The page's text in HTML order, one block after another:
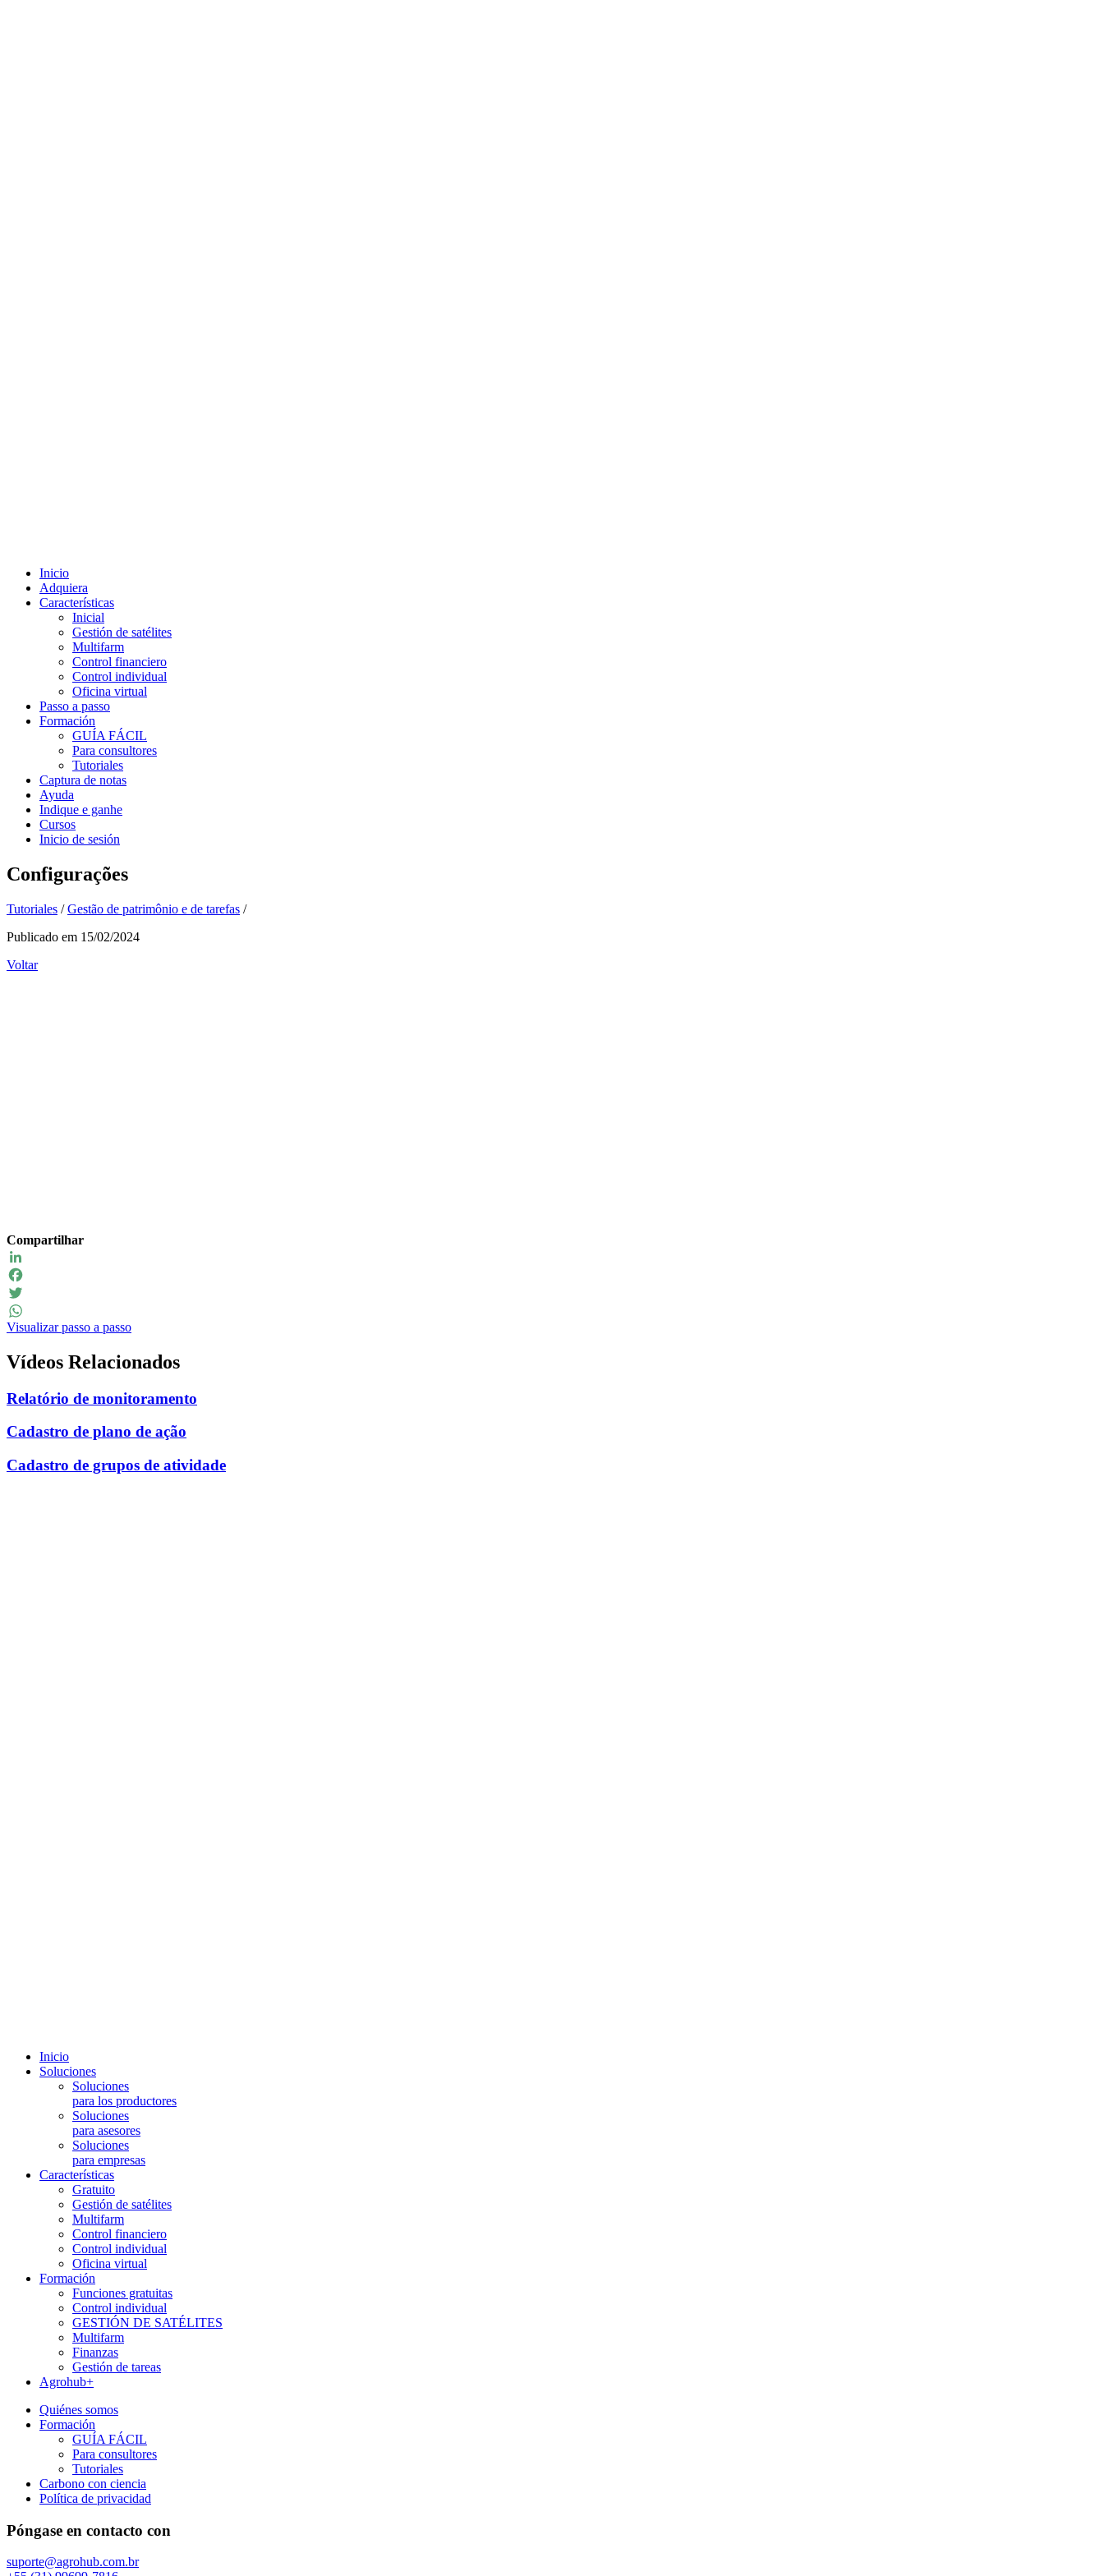
Inicio
Adquiera
Características
Inicial
Gestión de satélites
Multifarm
Control financiero
Control individual
Oficina virtual
Passo a passo
Formación
GUÍA FÁCIL
Para consultores
Tutoriales
Captura de notas
Ayuda
Indique e ganhe
Cursos
Inicio de sesión
Configurações
Tutoriales / Gestão de patrimônio e de tarefas /
Publicado em 15/02/2024
Voltar
Compartilhar
LinkedIn
Facebook
Twitter
WhatsApp
Visualizar passo a passo
Vídeos Relacionados
Relatório de monitoramento
Cadastro de plano de ação
Cadastro de grupos de atividade
Inicio
Soluciones
Soluciones
para los productores
Soluciones
para asesores
Soluciones
para empresas
Características
Gratuito
Gestión de satélites
Multifarm
Control financiero
Control individual
Oficina virtual
Formación
Funciones gratuitas
Control individual
GESTIÓN DE SATÉLITES
Multifarm
Finanzas
Gestión de tareas
Agrohub+
Quiénes somos
Formación
GUÍA FÁCIL
Para consultores
Tutoriales
Carbono con ciencia
Política de privacidad
Póngase en contacto con
suporte@agrohub.com.br